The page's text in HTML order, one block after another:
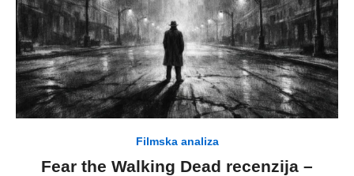
Filmska analiza
Fear the Walking Dead recenzija –